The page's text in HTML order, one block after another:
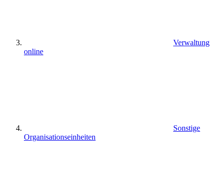
Verwaltung
online
Sonstige
Organisationseinheiten